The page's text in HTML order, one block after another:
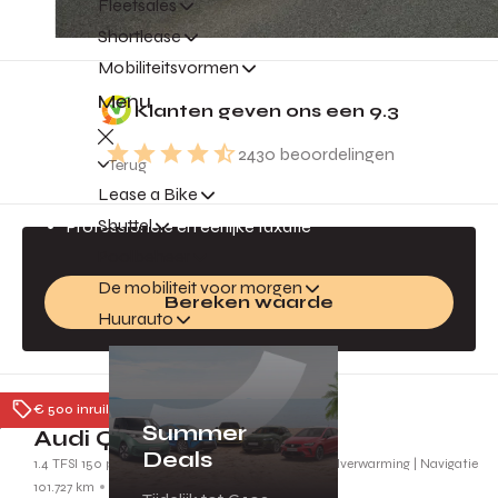
Fleetsales
Shortlease
Mobiliteitsvormen
Menu
Terug
Lease a Bike
Shuttel
De mobiliteit voor morgen
Huurauto
Summer
Deals
Klanten geven ons een 9.3
2430 beoordelingen
Gratis inruilvoorstel
Jouw auto is geld waard!
Direct een inruilvoorstel
Altijd de beste prijs
Professionele en eerlijke taxatie
Bereken waarde
€ 500 inruilpremie
Ede
Audi Q2
1.4 TFSI 150 pk S-tronic CoD Ambition | Leder | Stoelverwarming | Navigatie
101.727 km